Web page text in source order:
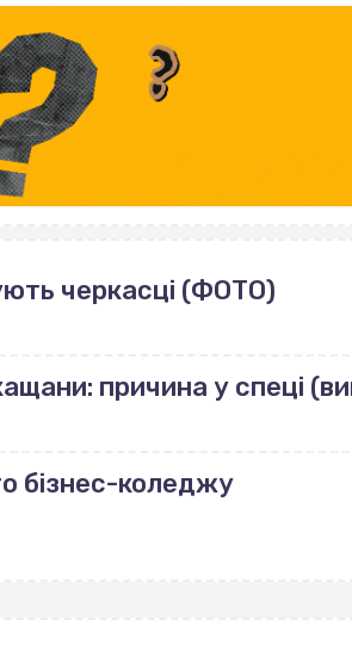
черкасці (ФОТО)
причина у спеці
бізнес-коледжу